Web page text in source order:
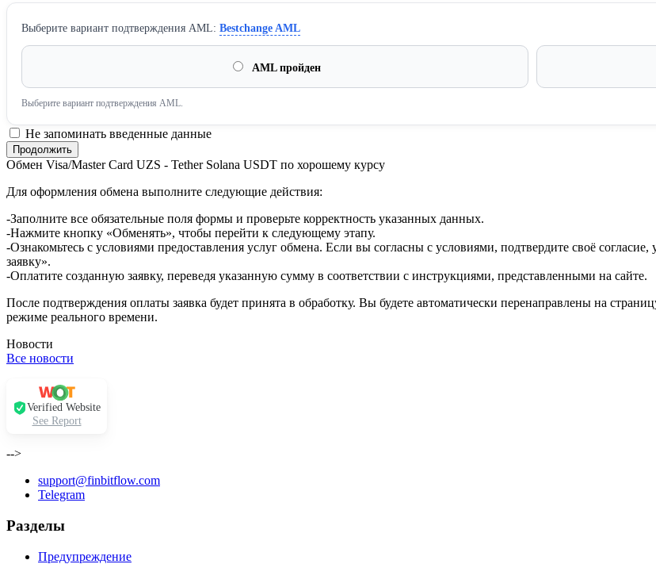
Выберите вариант подтверждения AML: Bestchange AML
AML пройден
Выберите вариант подтверждения AML.
Не запоминать введенные данные
Обмен Visa/Master Card UZS - Tether Solana USDT по хорошему курсу
Для оформления обмена выполните следующие действия:
-Заполните все обязательные поля формы и проверьте корректность указанных данных.
-Нажмите кнопку «Обменять», чтобы перейти к следующему этапу.
-Ознакомьтесь с условиями предоставления услуг обмена. Если вы согласны с условиями, подтвердите своё
заявку».
-Оплатите созданную заявку, переведя указанную сумму в соответствии с инструкциями, представленными на сайте.
После подтверждения оплаты заявка будет принята в обработку. Вы будете автоматически перенаправлены на
режиме реального времени.
Новости
Все новости
Verified Website
See Report
-->
support@finbitflow.com
Telegram
Разделы
Предупреждение